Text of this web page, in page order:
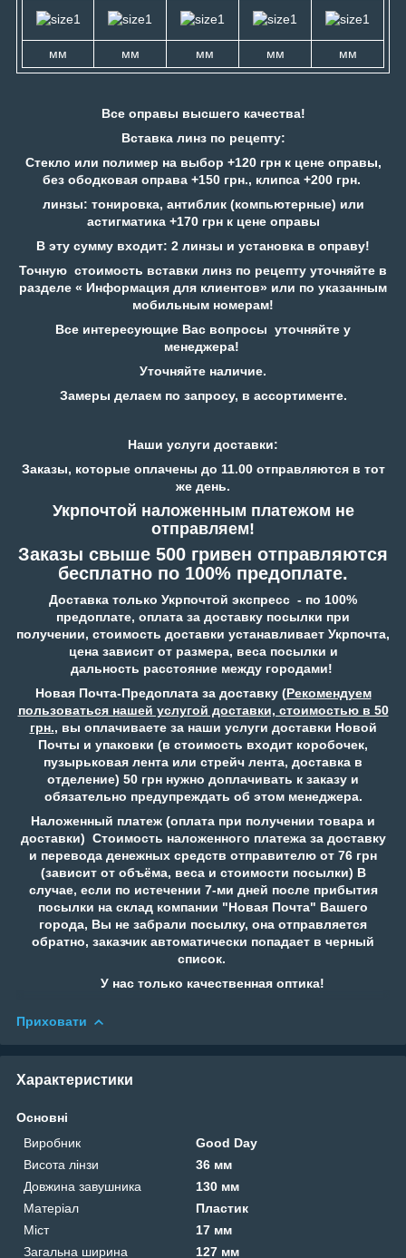
мм мм мм мм мм
Все оправы высшего качества!
Вставка линз по рецепту:
Стекло или полимер на выбор +120 грн к цене оправы,
без ободковая оправа +150 грн., клипса +200 грн.
линзы: тонировка, антиблик (компьютерные) или
астигматика +170 грн к цене оправы
В эту сумму входит: 2 линзы и установка в оправу!
Точную стоимость вставки линз по рецепту уточняйте в
разделе « Информация для клиентов» или по указанным
мобильным номерам!
Все интересующие Вас вопросы уточняйте у
менеджера!
Уточняйте наличие.
Замеры делаем по запросу, в ассортименте.
Наши услуги доставки:
Заказы, которые оплачены до 11.00 отправляются в тот
же день.
Укрпочтой наложенным платежом не
отправляем!
Заказы свыше 500 гривен отправляются
бесплатно по 100% предоплате.
Доставка только Укрпочтой экспресс - по 100%
предоплате, оплата за доставку посылки при
получении, стоимость доставки устанавливает Укрпочта,
цена зависит от размера, веса посылки и
дальность расстояние между городами!
Новая Почта-Предоплата за доставку (Рекомендуем
пользоваться нашей услугой доставки, стоимостью в 50
грн., вы оплачиваете за наши услуги доставки Новой
Почты и упаковки (в стоимость входит коробочек,
пузырьковая лента или стрейч лента, доставка в
отделение) 50 грн нужно доплачивать к заказу и
обязательно предупреждать об этом менеджера.
Наложенный платеж (оплата при получении товара и
доставки) Стоимость наложенного платежа за доставку
и перевода денежных средств отправителю от 76 грн
(зависит от объёма, веса и стоимости посылки) В
случае, если по истечении 7-ми дней после прибытия
посылки на склад компании "Новая Почта" Вашего
города, Вы не забрали посылку, она отправляется
обратно, заказчик автоматически попадает в черный
список.
У нас только качественная оптика!
Приховати
Характеристики
Основні
Виробник
Good Day
Висота лінзи
36 мм
Довжина завушника
130 мм
Матеріал
Пластик
Міст
17 мм
Загальна ширина
127 мм